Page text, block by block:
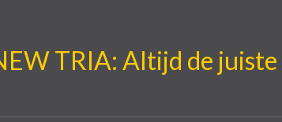
TRIA: Altijd de